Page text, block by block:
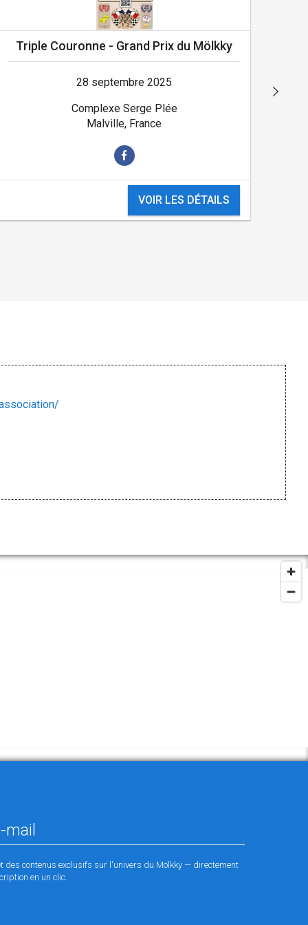
Triple Couronne - Grand Prix du Mölkky
28 septembre 2025
Complexe Serge Plée
Malville, France
VOIR LES DÉTAILS
des contenus exclusifs sur l'univers du Mölkky — directement
en un clic.